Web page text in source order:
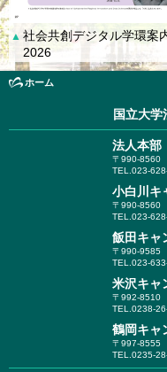
▲ 社会共創デジタル学環案
2026
ホーム
国立大学
法人本部
〒990-8560
TEL.023-
小白川キ
〒990-8560
TEL.023-
飯田キャ
〒990-9585
TEL.023-
米沢キャ
〒992-8510
TEL.0238-
鶴岡キャ
〒997-8555
TEL.0235-